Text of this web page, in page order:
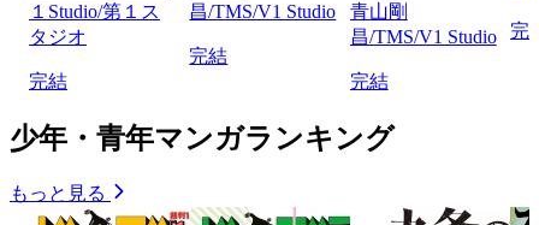
１Studio/第１ス
タジオ
完結
昌/TMS/V1 Studio
完結
青山剛
昌/TMS/V1 Studio
完結
完
少年・青年マンガランキング
もっと見る